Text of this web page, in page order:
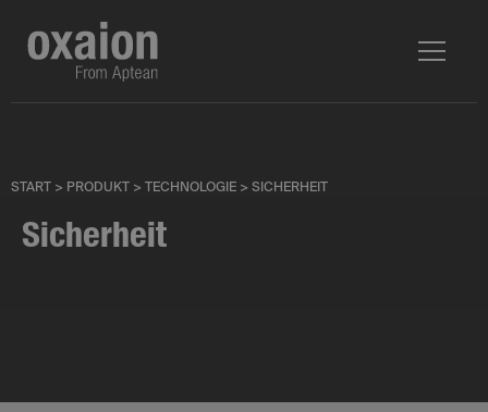
START > PRODUKT > TECHNOLOGIE > SICHERHEIT
Sicherheit